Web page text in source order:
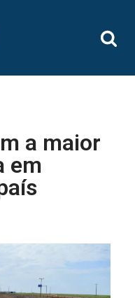
a maior
em